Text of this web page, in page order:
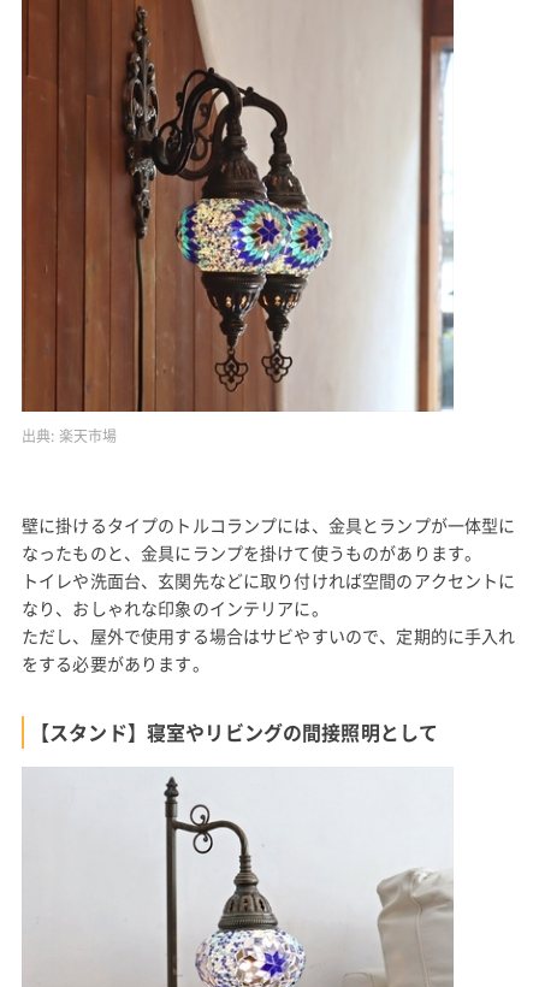
出典: 楽天市場
壁に掛けるタイプのトルコランプには、金具とランプが一体型に
なったものと、金具にランプを掛けて使うものがあります。
トイレや洗面台、玄関先などに取り付ければ空間のアクセントに
なり、おしゃれな印象のインテリアに。
ただし、屋外で使用する場合はサビやすいので、定期的に手入れ
をする必要があります。
【スタンド】寝室やリビングの間接照明として